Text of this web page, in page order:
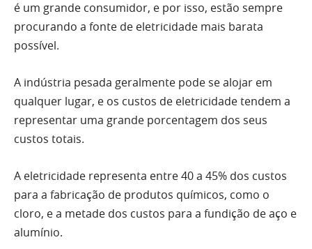
é um grande consumidor, e por isso, estão sempre
procurando a fonte de eletricidade mais barata
possível.
A indústria pesada geralmente pode se alojar em
qualquer lugar, e os custos de eletricidade tendem a
representar uma grande porcentagem dos seus
custos totais.
A eletricidade representa entre 40 a 45% dos custos
para a fabricação de produtos químicos, como o
cloro, e a metade dos custos para a fundição de aço e
alumínio.